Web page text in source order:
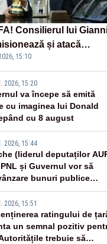
Consilierul lui
și atacă
investitorii străini
15:10
2026, 15:20
va începe să emită
cu imaginea lui Donald
cu 8 august
2026, 15:44
(liderul deputaților
și Guvernul vor să
bunuri publice
datoriile pentru
Pfizer!”
2026, 15:51
ratingului de
un semnal pozitiv
trebuie să